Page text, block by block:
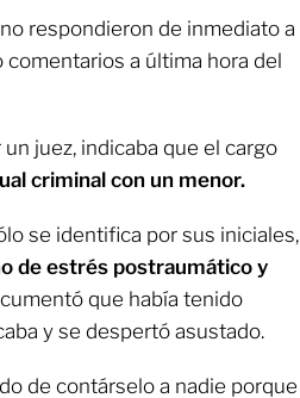
respondieron de inmediato a
a última hora del
un juez, indicaba que el cargo
criminal con un menor.
se identifica por sus iniciales,
de estrés postraumático y
que había tenido
y se despertó asustado.
de contárselo a nadie porque